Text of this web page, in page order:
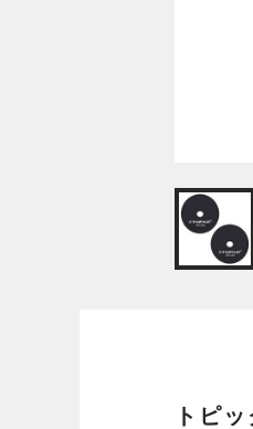
トピッ